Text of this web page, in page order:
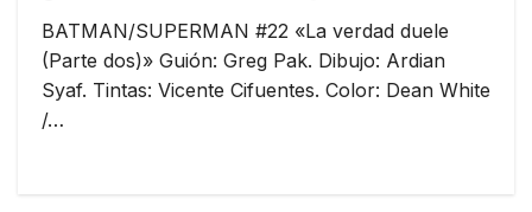
BATMAN/SUPERMAN #22 «La verdad duele
(Parte dos)» Guión: Greg Pak. Dibujo: Ardian
Syaf. Tintas: Vicente Cifuentes. Color: Dean White
/…